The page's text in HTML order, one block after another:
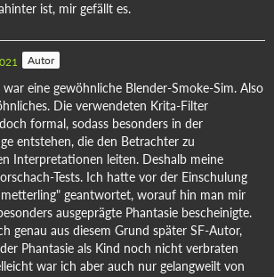
ist, mir gefällt es.
Autor
war eine gewöhnliche Blender-Smoke-Sim. Also
Die verwendeten Krita-Filter
formal, sodass besonders in der
entstehen, die den Betrachter zu
Interpretationen leiten. Deshalb meine
Tests. Ich hatte vor der Einschulung
geantwortet, worauf hin man mir
ausgeprägte Phantasie bescheinigte.
genau aus diesem Grund später SF-Autor,
Phantasie als Kind noch nicht verbraten
war ich aber auch nur gelangweilt von